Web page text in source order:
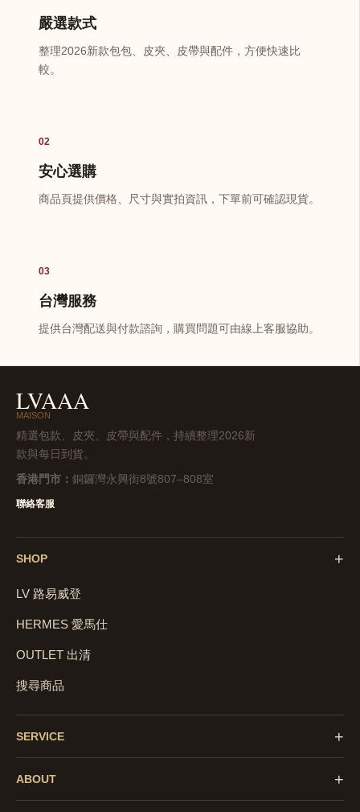
嚴選款式
整理2026新款包包、皮夾、皮帶與配件，方便快速比
較。
02
安心選購
商品頁提供價格、尺寸與實拍資訊，下單前可確認現貨。
03
台灣服務
提供台灣配送與付款諮詢，購買問題可由線上客服協助。
LVAAA
MAISON
精選包款、皮夾、皮帶與配件，持續整理2026新
款與每日到貨。
香港門市： 銅鑼灣永興街8號807–808室
聯絡客服
SHOP +
LV 路易威登
HERMES 愛馬仕
OUTLET 出清
搜尋商品
SERVICE +
ABOUT +